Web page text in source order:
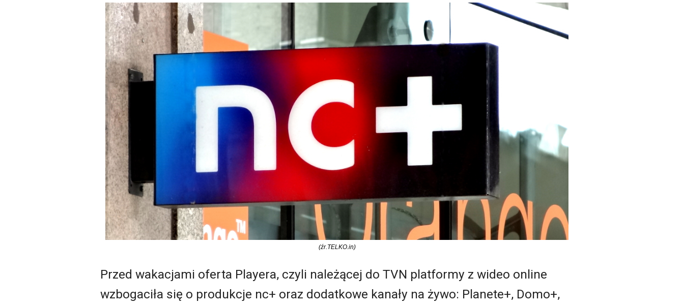
(źr.TELKO.in)
Przed wakacjami oferta Playera, czyli należącej do TVN platformy z wideo online
wzbogaciła się o produkcje nc+ oraz dodatkowe kanały na żywo: Planete+, Domo+,